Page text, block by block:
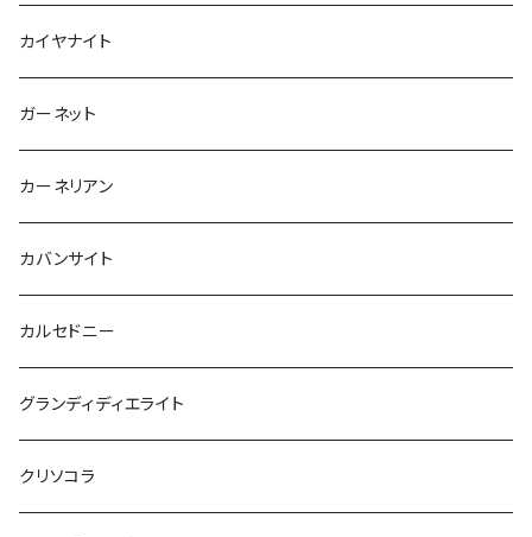
カイヤナイト
ガーネット
カーネリアン
カバンサイト
カルセドニー
グランディディエライト
クリソコラ